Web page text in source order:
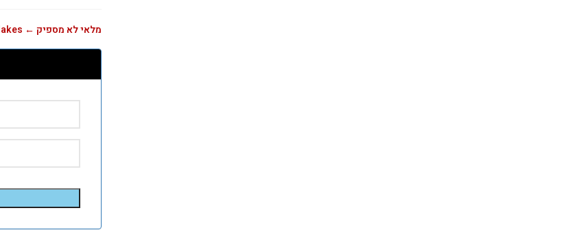
מלאי לא מספיק ← House of Flakes דגני בוקר קוקולד - אריזה גדולה